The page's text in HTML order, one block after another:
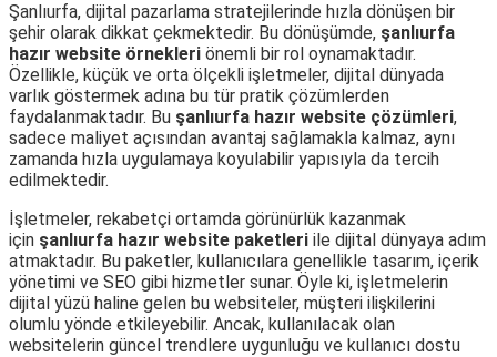
Şanlıurfa, dijital pazarlama stratejilerinde hızla dönüşen bir
şehir olarak dikkat çekmektedir. Bu dönüşümde, şanlıurfa
hazır website örnekleri önemli bir rol oynamaktadır.
Özellikle, küçük ve orta ölçekli işletmeler, dijital dünyada
varlık göstermek adına bu tür pratik çözümlerden
faydalanmaktadır. Bu şanlıurfa hazır website çözümleri,
sadece maliyet açısından avantaj sağlamakla kalmaz, aynı
zamanda hızla uygulamaya koyulabilir yapısıyla da tercih
edilmektedir.
İşletmeler, rekabetçi ortamda görünürlük kazanmak
için şanlıurfa hazır website paketleri ile dijital dünyaya adım
atmaktadır. Bu paketler, kullanıcılara genellikle tasarım, içerik
yönetimi ve SEO gibi hizmetler sunar. Öyle ki, işletmelerin
dijital yüzü haline gelen bu websiteler, müşteri ilişkilerini
olumlu yönde etkileyebilir. Ancak, kullanılacak olan
websitelerin güncel trendlere uygunluğu ve kullanıcı dostu